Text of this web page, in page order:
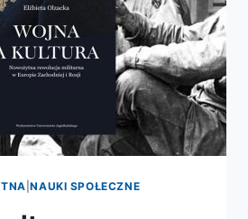
|NAUKI SPOŁECZNE